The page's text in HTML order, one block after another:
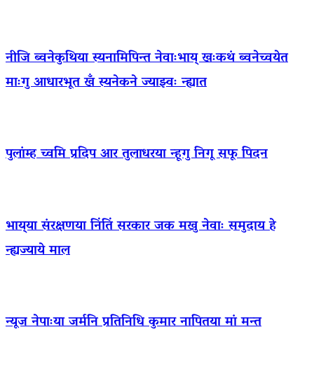
नीजि ब्वनेकुथिया स्यनामिपिन्त नेवाःभाय् खःकथं ब्वनेच्वयेत
माःगु आधारभूत खँ स्यनेकने ज्याझ्वः न्ह्यात
पुलांम्ह च्वमि प्रदिप आर तुलाधरया न्हूगु निगू सफू पिदन
भाय्‌या संरक्षणया निंतिं सरकार जक मखु नेवाः समुदाय हे
न्ह्यज्याये माल
न्यूज नेपाःया जर्मनि प्रतिनिधि कुमार नापितया मां मन्त